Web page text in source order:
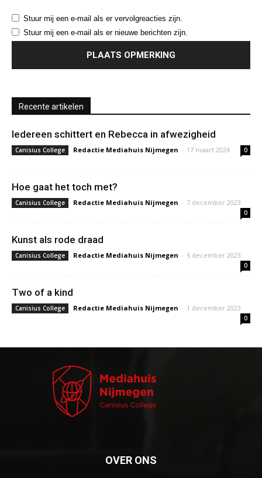
Stuur mij een e-mail als er vervolgreacties zijn.
Stuur mij een e-mail als er nieuwe berichten zijn.
Recente artikelen
Iedereen schittert en Rebecca in afwezigheid
Canisius College Redactie Mediahuis Nijmegen - 17 maart 2024 0
Hoe gaat het toch met?
Canisius College Redactie Mediahuis Nijmegen - 7 december 2023
0
Kunst als rode draad
Canisius College Redactie Mediahuis Nijmegen - 5 december 2023
0
Two of a kind
Canisius College Redactie Mediahuis Nijmegen - 1 december 2023
0
OVER ONS